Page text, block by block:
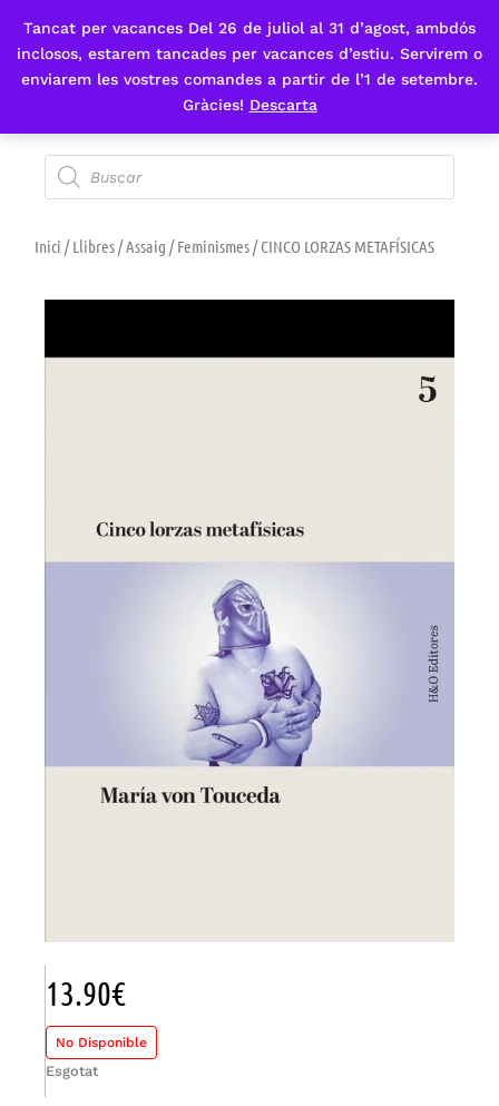
Tancat per vacances Del 26 de juliol al 31 d’agost, ambdós
inclosos, estarem tancades per vacances d’estiu. Servirem o
enviarem les vostres comandes a partir de l’1 de setembre.
Gràcies! Descarta
Fes-te'n sòcia
Inici /Llibres/Assaig /Feminismes/ CINCO LORZAS METAFÍSICAS
13.90€
No Disponible
Esgotat